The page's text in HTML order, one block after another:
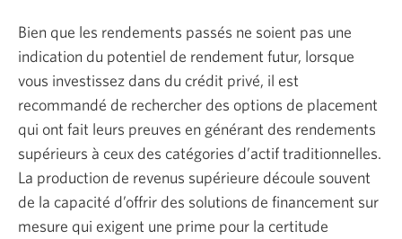
Bien que les rendements passés ne soient pas une
indication du potentiel de rendement futur, lorsque
vous investissez dans du crédit privé, il est
recommandé de rechercher des options de placement
qui ont fait leurs preuves en générant des rendements
supérieurs à ceux des catégories d’actif traditionnelles.
La production de revenus supérieure découle souvent
de la capacité d’offrir des solutions de financement sur
mesure qui exigent une prime pour la certitude